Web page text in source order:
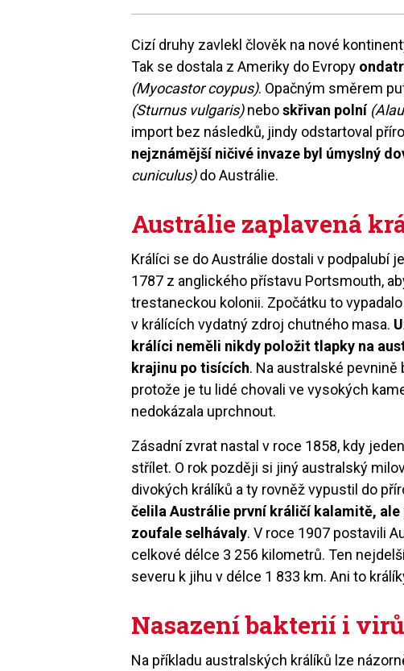
Cizí druhy zavlekl člověk na nové
Tak se dostala z Ameriky do Evropy
(Myocastor coypus). Opačným směrem
(Sturnus vulgaris)neboskřivan polní
import bez následků, jindy odstartoval
nejznámější ničivé invaze byl úmyslný
cuniculus)do Austrálie.
Austrálie zaplavená
Králíci se do Austrálie dostali v podpalubí
1787 z anglického přístavu Portsmouth,
trestaneckou kolonii. Zpočátku to
v králících vydatný zdroj chutného masa.
králíci neměli nikdy položit tlapky na
krajinu po tisících. Na australské
protože je tu lidé chovali ve vysokých
nedokázala uprchnout.
Zásadní zvrat nastal v roce 1858, kdy
střílet. O rok později si jiný australský
divokých králíků a ty rovněž vypustil do
čelila Austrálie první králičí kalamitě, ale
zoufale selhávaly. V roce 1907 postavili
celkové délce 3 256 kilometrů. Ten
severu k jihu v délce 1 833 km. Ani to
Nasazení bakterií i virů
Na příkladu australských králíků lze